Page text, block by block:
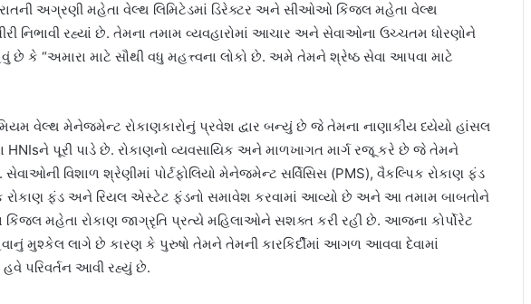
અગ્રણી મહેતા વેલ્થ લિમિટેડમાં ડિરેક્ટર અને સીઓઓ કિંજલ મહેતા વેલ્થ
નિભાવી રહ્યાં છે. તેમના તમામ વ્યવહારોમાં આચાર અને સેવાઓના ઉચ્ચતમ ધોરણોને
કે “અમારા માટે સૌથી વધુ મહત્ત્વના લોકો છે. અમે તેમને શ્રેષ્ઠ સેવા આપવા માટે
વેલ્થ મેનેજમેન્ટ રોકાણકારોનું પ્રવેશ દ્વાર બન્યું છે જે તેમના નાણાકીય ધ્યેયો હાંસલ
HNIsને પૂરી પાડે છે. રોકાણનો વ્યવસાયિક અને માળખાગત માર્ગ રજૂ કરે છે જે તેમને
વિશાળ શ્રેણીમાં પોર્ટફોલિયો મેનેજમેન્ટ સર્વિસિસ (PMS), વૈકલ્પિક રોકાણ ફંડ
રોકાણ ફંડ અને રિયલ એસ્ટેટ ફંડનો સમાવેશ કરવામાં આવ્યો છે અને આ તમામ બાબતોને
કિંજલ મહેતા રોકાણ જાગ્રૃતિ પ્રત્યે મહિલાઓને સશક્ત કરી રહી છે. આજના કોર્પોરેટ
મુશ્કેલ લાગે છે કારણ કે પુરુષો તેમને તેમની કારકિર્દીમાં આગળ આવવા દેવામાં
પરિવર્તન આવી રહ્યું છે.